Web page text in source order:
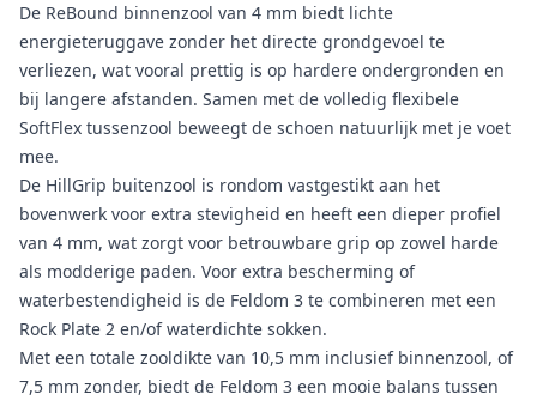
De ReBound binnenzool van 4 mm biedt lichte
energieteruggave zonder het directe grondgevoel te
verliezen, wat vooral prettig is op hardere ondergronden en
bij langere afstanden. Samen met de volledig flexibele
SoftFlex tussenzool beweegt de schoen natuurlijk met je voet
mee.
De HillGrip buitenzool is rondom vastgestikt aan het
bovenwerk voor extra stevigheid en heeft een dieper profiel
van 4 mm, wat zorgt voor betrouwbare grip op zowel harde
als modderige paden. Voor extra bescherming of
waterbestendigheid is de Feldom 3 te combineren met een
Rock Plate 2 en/of waterdichte sokken.
Met een totale zooldikte van 10,5 mm inclusief binnenzool, of
7,5 mm zonder, biedt de Feldom 3 een mooie balans tussen